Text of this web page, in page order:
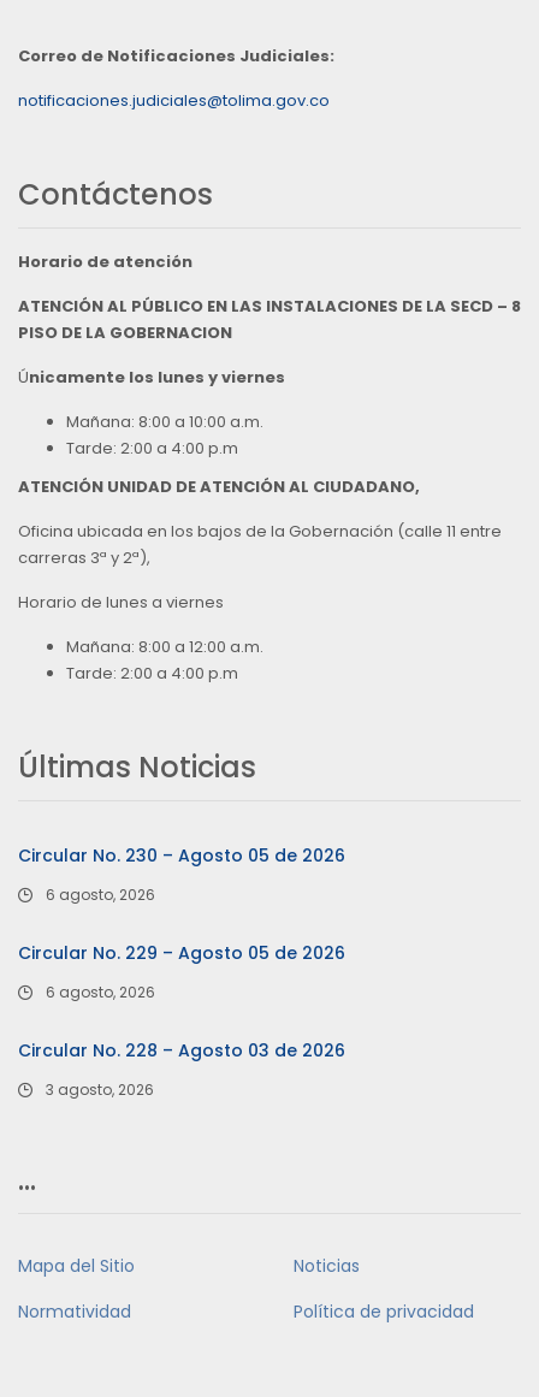
Correo de Notificaciones Judiciales:
notificaciones.judiciales@tolima.gov.co
Contáctenos
Horario de atención
ATENCIÓN AL PÚBLICO EN LAS INSTALACIONES DE LA SECD – 8
PISO DE LA GOBERNACION
Únicamente los lunes y viernes
Mañana: 8:00 a 10:00 a.m.
Tarde: 2:00 a 4:00 p.m
ATENCIÓN UNIDAD DE ATENCIÓN AL CIUDADANO,
Oficina ubicada en los bajos de la Gobernación (calle 11 entre
carreras 3ª y 2ª),
Horario de lunes a viernes
Mañana: 8:00 a 12:00 a.m.
Tarde: 2:00 a 4:00 p.m
Últimas Noticias
Circular No. 230 – Agosto 05 de 2026
6 agosto, 2026
Circular No. 229 – Agosto 05 de 2026
6 agosto, 2026
Circular No. 228 – Agosto 03 de 2026
3 agosto, 2026
…
Mapa del Sitio
Noticias
Normatividad
Política de privacidad